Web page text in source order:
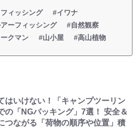
ィッシング
#イワナ
ーフィッシング
#自然観察
クマン #山小屋 #高山植物
はいけない！「キャンプツーリン
の「NGパッキング」7選！ 安全＆
つながる「荷物の順序や位置」積